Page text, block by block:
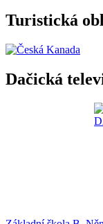
Turistická
Dačická